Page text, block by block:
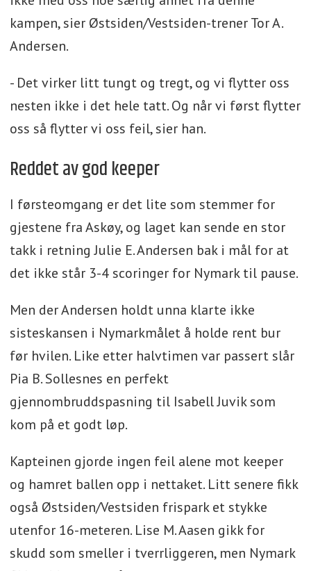
kampen, sier Østsiden/Vestsiden-trener Tor A.
Andersen.
- Det virker litt tungt og tregt, og vi flytter oss
nesten ikke i det hele tatt. Og når vi først flytter
oss så flytter vi oss feil, sier han.
Reddet av god keeper
I førsteomgang er det lite som stemmer for
gjestene fra Askøy, og laget kan sende en stor
takk i retning Julie E. Andersen bak i mål for at
det ikke står 3-4 scoringer for Nymark til pause.
Men der Andersen holdt unna klarte ikke
sisteskansen i Nymarkmålet å holde rent bur
før hvilen. Like etter halvtimen var passert slår
Pia B. Sollesnes en perfekt
gjennombruddspasning til Isabell Juvik som
kom på et godt løp.
Kapteinen gjorde ingen feil alene mot keeper
og hamret ballen opp i nettaket. Litt senere fikk
også Østsiden/Vestsiden frispark et stykke
utenfor 16-meteren. Lise M. Aasen gikk for
skudd som smeller i tverrliggeren, men Nymark